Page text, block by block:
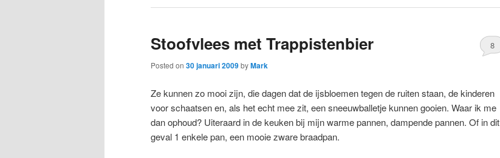
Stoofvlees met Trappistenbier
Posted on 30 januari 2009byMark
8
Ze kunnen zo mooi zijn, die dagen dat de ijsbloemen tegen de ruiten staan, de kinderen
voor schaatsen en, als het echt mee zit, een sneeuwballetje kunnen gooien. Waar ik me
dan ophoud? Uiteraard in de keuken bij mijn warme pannen, dampende pannen. Of in dit
geval 1 enkele pan, een mooie zware braadpan.